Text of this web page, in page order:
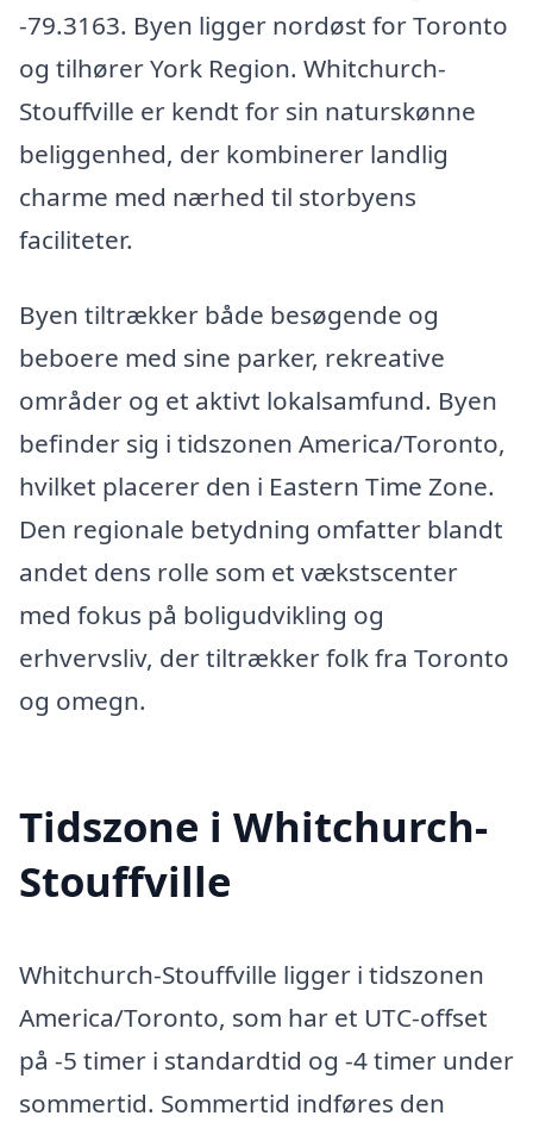
-79.3163. Byen ligger nordøst for Toronto
og tilhører York Region. Whitchurch-
Stouffville er kendt for sin naturskønne
beliggenhed, der kombinerer landlig
charme med nærhed til storbyens
faciliteter.
Byen tiltrækker både besøgende og
beboere med sine parker, rekreative
områder og et aktivt lokalsamfund. Byen
befinder sig i tidszonen America/Toronto,
hvilket placerer den i Eastern Time Zone.
Den regionale betydning omfatter blandt
andet dens rolle som et vækstscenter
med fokus på boligudvikling og
erhvervsliv, der tiltrækker folk fra Toronto
og omegn.
Tidszone i Whitchurch-
Stouffville
Whitchurch-Stouffville ligger i tidszonen
America/Toronto, som har et UTC-offset
på -5 timer i standardtid og -4 timer under
sommertid. Sommertid indføres den